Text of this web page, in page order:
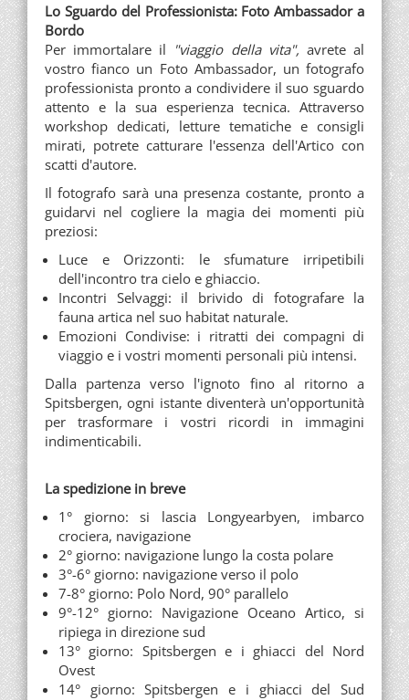
Lo Sguardo del Professionista: Foto Ambassador a
Bordo
Per immortalare il "viaggio della vita", avrete al
vostro fianco un Foto Ambassador, un fotografo
professionista pronto a condividere il suo sguardo
attento e la sua esperienza tecnica. Attraverso
workshop dedicati, letture tematiche e consigli
mirati, potrete catturare l'essenza dell'Artico con
scatti d'autore.
Il fotografo sarà una presenza costante, pronto a
guidarvi nel cogliere la magia dei momenti più
preziosi:
Luce e Orizzonti: le sfumature irripetibili
dell'incontro tra cielo e ghiaccio.
Incontri Selvaggi: il brivido di fotografare la
fauna artica nel suo habitat naturale.
Emozioni Condivise: i ritratti dei compagni di
viaggio e i vostri momenti personali più intensi.
Dalla partenza verso l'ignoto fino al ritorno a
Spitsbergen, ogni istante diventerà un'opportunità
per trasformare i vostri ricordi in immagini
indimenticabili.
La spedizione in breve
1° giorno: si lascia Longyearbyen, imbarco
crociera, navigazione
2° giorno: navigazione lungo la costa polare
3°-6° giorno: navigazione verso il polo
7-8° giorno: Polo Nord, 90° parallelo
9°-12° giorno: Navigazione Oceano Artico, si
ripiega in direzione sud
13° giorno: Spitsbergen e i ghiacci del Nord
Ovest
14° giorno: Spitsbergen e i ghiacci del Sud